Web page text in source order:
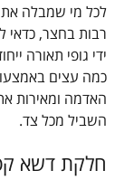
לכל מי שמבלה
רבות בחצר, כדאי
ידי גופי תאורה
כמה עצים
האדמה ומאירות
השביל מכל צד.
חלקת דשא